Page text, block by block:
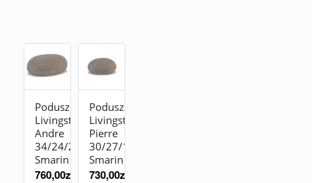
Poduszka
Livingstones
Andre
34/24/20
Smarin
760,00zł
Poduszka
Livingstones
Pierre
30/27/19
Smarin
730,00zł